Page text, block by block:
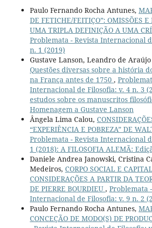
Paulo Fernando Rocha Antunes,
DE FETICHE/FEITIÇO”: OMISSÕES E
UMA TRIPLA DEFINIÇÃO A UMA
Problemata - Revista Internacional
n. 1 (2019)
Gustave Lanson, Leandro de
Questões diversas sobre a história
na França antes de 1750 ,
Internacional de Filosofia: v. 4 n. 3
estudos sobre os manuscritos
Homenagem a Gustave Lanson
Ângela Lima Calou,
“EXPERIÊNCIA E POBREZA” DE
Problemata - Revista Internacional
1 (2018): A FILOSOFIA ALEMÃ:
Daniele Andrea Janowski, Cristina
Medeiros, CORPO SOCIAL E
CONSIDERAÇÕES A PARTIR DA
DE PIERRE BOURDIEU , Problemata
Internacional de Filosofia: v. 9 n. 2
Paulo Fernando Rocha Antunes,
CONCEÇÃO DE MODO(S) DE